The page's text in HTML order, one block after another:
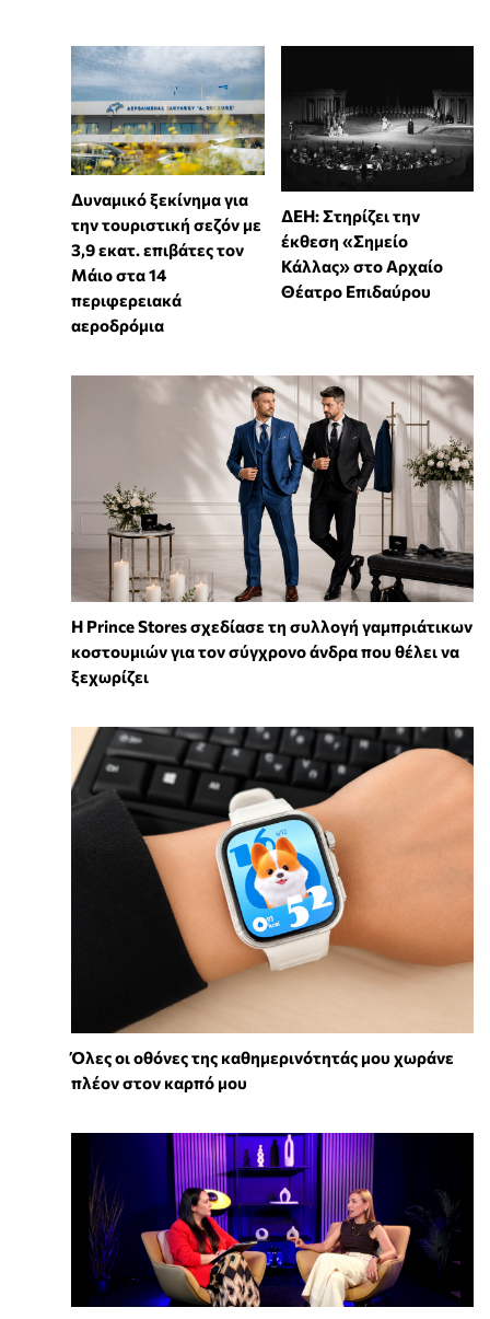
Δυναμικό ξεκίνημα για
την τουριστική σεζόν με
3,9 εκατ. επιβάτες τον
Μάιο στα 14
περιφερειακά
αεροδρόμια
ΔΕΗ: Στηρίζει την
έκθεση «Σημείο
Κάλλας» στο Αρχαίο
Θέατρο Επιδαύρου
Η Prince Stores σχεδίασε τη συλλογή γαμπριάτικων
κοστουμιών για τον σύγχρονο άνδρα που θέλει να
ξεχωρίζει
Όλες οι οθόνες της καθημερινότητάς μου χωράνε
πλέον στον καρπό μου